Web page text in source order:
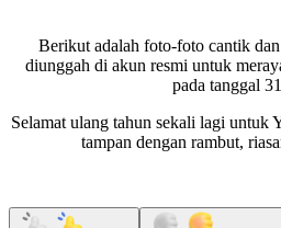
Berikut adalah foto-foto cantik
diunggah di akun resmi untuk
pada tanggal
Selamat ulang tahun sekali lagi untuk
tampan dengan rambut,